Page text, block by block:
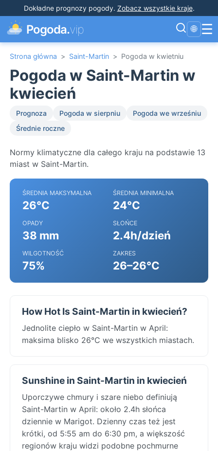
Dokładne prognozy pogody. Zobacz wszystkie kraje.
Pogoda.vip 🌐 ☰
Strona główna > Saint-Martin > Pogoda w kwietniu
Pogoda w Saint-Martin w
kwiecień
Prognoza Pogoda w sierpniu
Pogoda we wrześniu
Średnie roczne
Normy klimatyczne dla całego kraju na podstawie 13
miast w Saint-Martin.
ŚREDNIA MAKSYMALNA
26°C
ŚREDNIA MINIMALNA
24°C
OPADY
38 mm
SŁOŃCE
2.4h/dzień
WILGOTNOŚĆ
75%
ZAKRES
26–26°C
How Hot Is Saint-Martin in kwiecień?
Jednolite ciepło w Saint-Martin w April:
maksima blisko 26°C we wszystkich miastach.
Sunshine in Saint-Martin in kwiecień
Uporczywe chmury i szare niebo definiują
Saint-Martin w April: około 2.4h słońca
dziennie w Marigot. Dzienny czas też jest
krótki, od 5:55 am do 6:30 pm, a większość
regionów kraju widzi podobne pochmurne